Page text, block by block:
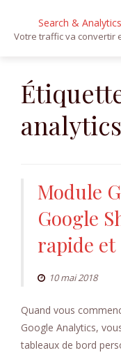
contenu
Search &
Votre traffic va convertir
analytics
Module
Google
rapide
10 mai 2018
Quand vous
Google Analytics,
tableaux de bord